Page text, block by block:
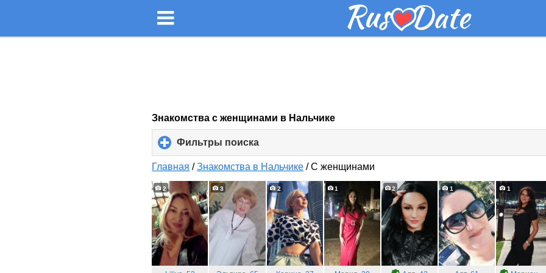
Знакомства с женщинами в Нальчике
Фильтры поиска
to
expand
contents
Главная /Знакомства в Нальчике /С женщинами
2 3 2 1 2 1 1